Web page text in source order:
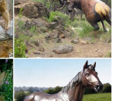
статуэтку от
статуэтку,
только в
сочетание
уникальным для